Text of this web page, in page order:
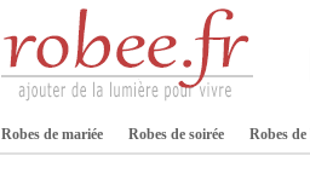
Robes de mariée Robes de soirée Robes